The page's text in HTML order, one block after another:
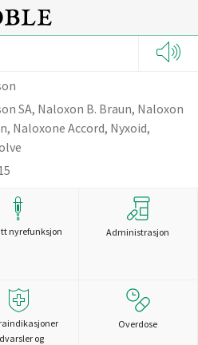
SA, Naloxon B. Braun, Naloxon
Naloxone Accord, Nyxoid,
nyrefunksjon Administrasjon
og
Overdose